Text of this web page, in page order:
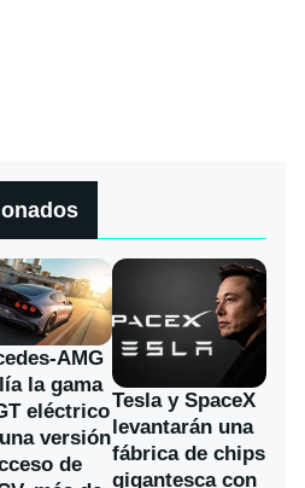
AMG
la gama
eléctrico
versión
de
Tesla y SpaceX
levantarán una
fábrica de chips
gigantesca con